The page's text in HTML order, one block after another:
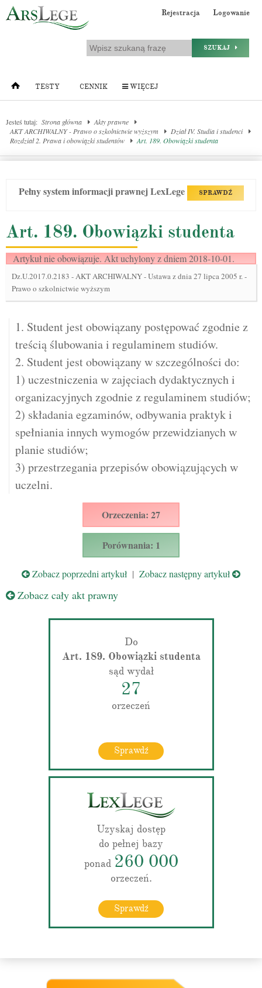
Rejestracja Logowanie
SZUKAJ
TESTY CENNIK WIĘCEJ
Jesteś tutaj: Strona główna
Akty prawne
AKT ARCHIWALNY - Prawo o szkolnictwie wyższym
Dział IV. Studia i studenci
Rozdział 2. Prawa i obowiązki studentów
Art. 189. Obowiązki studenta
Pełny system informacji prawnej LexLege SPRAWDŹ
Art. 189. Obowiązki studenta
Artykuł nie obowiązuje. Akt uchylony z dniem 2018-10-01.
Dz.U.2017.0.2183 -AKT ARCHIWALNY - Ustawa z dnia 27 lipca 2005 r. -
Prawo o szkolnictwie wyższym
1. Student jest obowiązany postępować zgodnie z
treścią ślubowania i regulaminem studiów.
2. Student jest obowiązany w szczególności do:
1) uczestniczenia w zajęciach dydaktycznych i
organizacyjnych zgodnie z regulaminem studiów;
2) składania egzaminów, odbywania praktyk i
spełniania innych wymogów przewidzianych w
planie studiów;
3) przestrzegania przepisów obowiązujących w
uczelni.
Orzeczenia: 27
Porównania: 1
Zobacz poprzedni artykuł | Zobacz następny artykuł
Zobacz cały akt prawny
Do
Art. 189. Obowiązki studenta
sąd wydał
27
orzeczeń
Sprawdź
Uzyskaj dostęp
do pełnej bazy
ponad 260 000
orzeczeń.
Sprawdź